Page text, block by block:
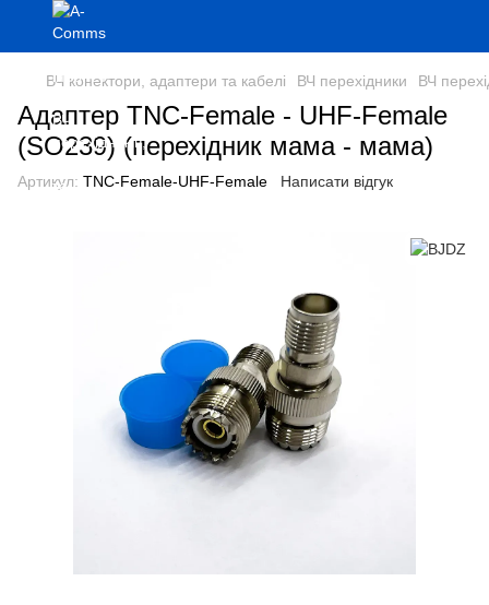
ВЧ конектори, адаптери та кабелі ВЧ перехідники ВЧ
Адаптер TNC-Female - UHF-Female
(SO239) (перехідник мама - мама)
Артикул: TNC-Female-UHF-Female Написати відгук